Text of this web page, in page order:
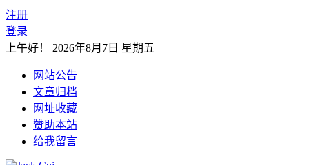
注册
登录
上午好！ 2026年8月7日 星期五
网站公告
文章归档
网址收藏
赞助本站
给我留言